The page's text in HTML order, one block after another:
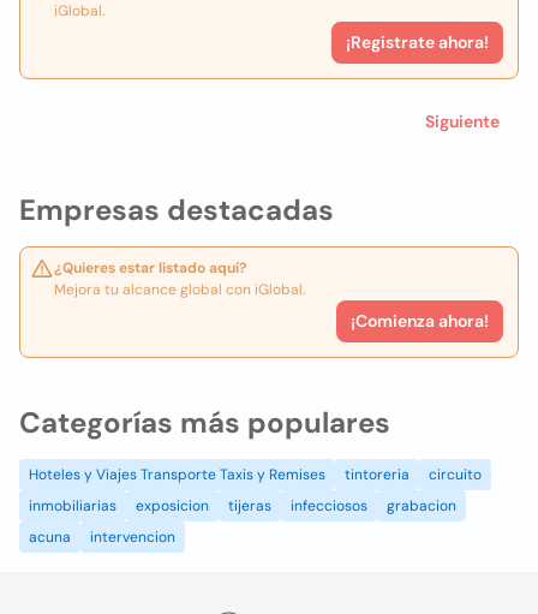
Empresas destacadas
¿Quieres estar listado aquí?
Mejora tu alcance global con iGlobal.
¡Comienza ahora!
iGlobal.
¡Registrate ahora!
Siguiente
Categorías más populares
Hoteles y Viajes Transporte Taxis y Remises tintoreria
circuito
inmobiliarias
exposicion tijeras infecciosos
grabacion
acuna
intervencion